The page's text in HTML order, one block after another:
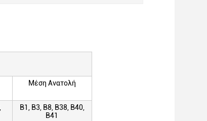
Μέση Ανατολή
Β1, Β3, Β8, Β38, Β40,
Β41